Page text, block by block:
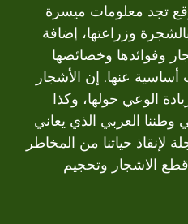
تجد معلومات ميسرة
وزراعتها، إضافة
وفوائدها وخصائصها
أساسية عنها. إن الأشجار
الوعي حولها، وكذا
وطننا العربي الذي يعاني
لإنقاذ حياتنا من المخاطر
قطع الاشجار وتحجيم